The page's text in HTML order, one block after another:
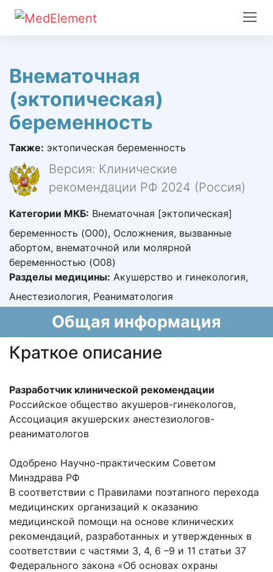
Внематочная
(эктопическая)
беременность
Также: эктопическая беременность
Версия: Клинические
рекомендации РФ 2024 (Россия)
Категории МКБ: Внематочная [эктопическая]
беременность (O00), Осложнения, вызванные
абортом, внематочной или молярной
беременностью (O08)
Разделы медицины: Акушерство и гинекология,
Анестезиология, Реаниматология
Общая информация
Краткое описание
Разработчик клинической рекомендации
Российское общество акушеров-гинекологов,
Ассоциация акушерских анестезиологов-
реаниматологов
Одобрено Научно-практическим Советом
Минздрава РФ
В соответствии с Правилами поэтапного перехода
медицинских организаций к оказанию
медицинской помощи на основе клинических
рекомендаций, разработанных и утвержденных в
соответствии с частями 3, 4, 6 –9 и 11 статьи 37
Федерального закона «Об основах охраны